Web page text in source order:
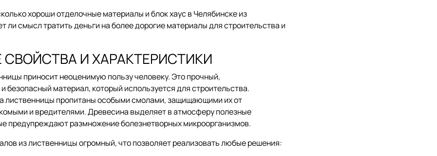
хороши отделочные материалы и блок хаус в Челябинске из
ли смысл тратить деньги на более дорогие материалы для строительства и
И ХАРАКТЕРИСТИКИ
приносит неоценимую пользу человеку. Это прочный,
безопасный материал, который используется для строительства.
лиственницы пропитаны особыми смолами, защищающими их от
и вредителями. Древесина выделяет в атмосферу полезные
предупреждают размножение болезнетворных микроорганизмов.
из лиственницы огромный, что позволяет реализовать любые решения: